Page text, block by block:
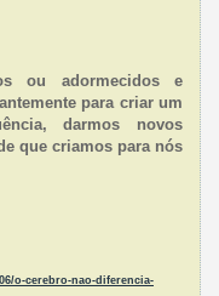
ou adormecidos e
para criar um
darmos novos
que criamos para nós
o-cerebro-nao-diferencia-